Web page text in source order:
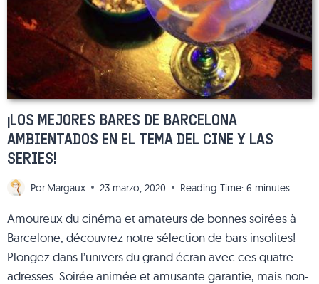
BARRIO
DEL
ESQUERRA
¡LOS MEJORES BARES DE BARCELONA
AMBIENTADOS EN EL TEMA DEL CINE Y LAS
SERIES!
Por Margaux 23 marzo, 2020 Reading Time: 6 minutes
Amoureux du cinéma et amateurs de bonnes soirées à
Barcelone, découvrez notre sélection de bars insolites!
Plongez dans l’univers du grand écran avec ces quatre
adresses. Soirée animée et amusante garantie, mais non-